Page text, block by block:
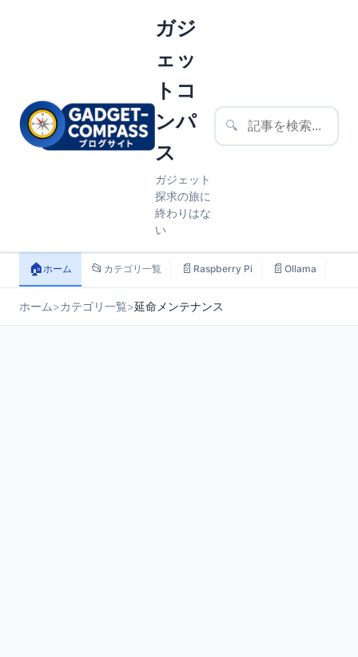
ガジ
ェッ
トコ
ンパ
ス
ガジェット
探求の旅に
終わりはな
い
🔍
🏠ホーム 📂 カテゴリ一覧 📄 Raspberry Pi 📄 Ollama
ホーム>カテゴリ一覧>延命メンテナンス